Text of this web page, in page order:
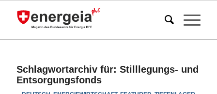
Schlagwortarchiv für: Stilllegungs- und
Entsorgungsfonds